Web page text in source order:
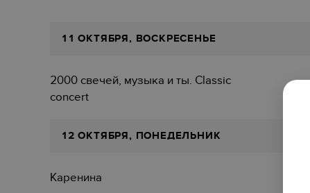
11 ОКТЯБРЯ, ВОСКРЕСЕНЬЕ
2000 свечей, музыка и ты. Classic
concert
12 ОКТЯБРЯ, ПОНЕДЕЛЬНИК
Каренина